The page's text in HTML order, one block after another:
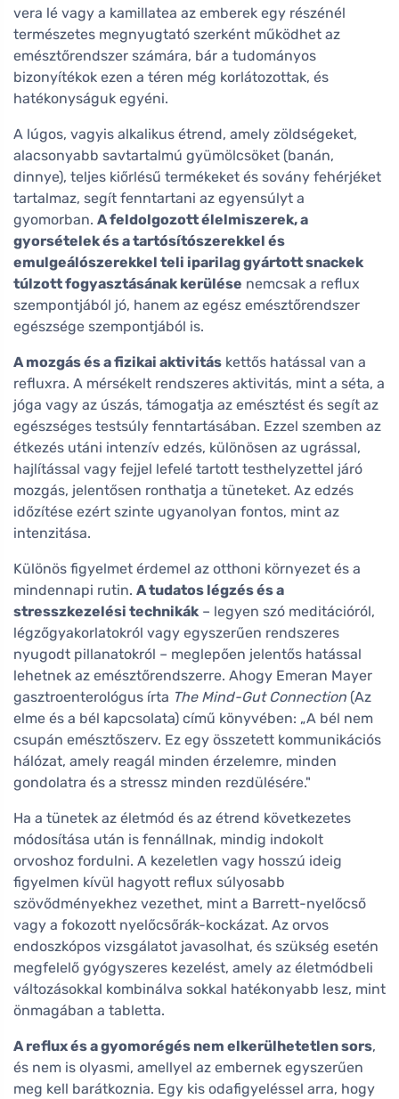
vera lé vagy a kamillatea az emberek egy részénél
természetes megnyugtató szerként működhet az
emésztőrendszer számára, bár a tudományos
bizonyítékok ezen a téren még korlátozottak, és
hatékonyságuk egyéni.
A lúgos, vagyis alkalikus étrend, amely zöldségeket,
alacsonyabb savtartalmú gyümölcsöket (banán,
dinnye), teljes kiőrlésű termékeket és sovány fehérjéket
tartalmaz, segít fenntartani az egyensúlyt a
gyomorban. A feldolgozott élelmiszerek, a
gyorsételek és a tartósítószerekkel és
emulgeálószerekkel teli iparilag gyártott snackek
túlzott fogyasztásának kerülése nemcsak a reflux
szempontjából jó, hanem az egész emésztőrendszer
egészsége szempontjából is.
A mozgás és a fizikai aktivitás kettős hatással van a
refluxra. A mérsékelt rendszeres aktivitás, mint a séta, a
jóga vagy az úszás, támogatja az emésztést és segít az
egészséges testsúly fenntartásában. Ezzel szemben az
étkezés utáni intenzív edzés, különösen az ugrással,
hajlítással vagy fejjel lefelé tartott testhelyzettel járó
mozgás, jelentősen ronthatja a tüneteket. Az edzés
időzítése ezért szinte ugyanolyan fontos, mint az
intenzitása.
Különös figyelmet érdemel az otthoni környezet és a
mindennapi rutin. A tudatos légzés és a
stresszkezelési technikák – legyen szó meditációról,
légzőgyakorlatokról vagy egyszerűen rendszeres
nyugodt pillanatokról – meglepően jelentős hatással
lehetnek az emésztőrendszerre. Ahogy Emeran Mayer
gasztroenterológus írta The Mind-Gut Connection (Az
elme és a bél kapcsolata) című könyvében: „A bél nem
csupán emésztőszerv. Ez egy összetett kommunikációs
hálózat, amely reagál minden érzelemre, minden
gondolatra és a stressz minden rezdülésére."
Ha a tünetek az életmód és az étrend következetes
módosítása után is fennállnak, mindig indokolt
orvoshoz fordulni. A kezeletlen vagy hosszú ideig
figyelmen kívül hagyott reflux súlyosabb
szövődményekhez vezethet, mint a Barrett-nyelőcső
vagy a fokozott nyelőcsőrák-kockázat. Az orvos
endoszkópos vizsgálatot javasolhat, és szükség esetén
megfelelő gyógyszeres kezelést, amely az életmódbeli
változásokkal kombinálva sokkal hatékonyabb lesz, mint
önmagában a tabletta.
A reflux és a gyomorégés nem elkerülhetetlen sors,
és nem is olyasmi, amellyel az embernek egyszerűen
meg kell barátkoznia. Egy kis odafigyeléssel arra, hogy